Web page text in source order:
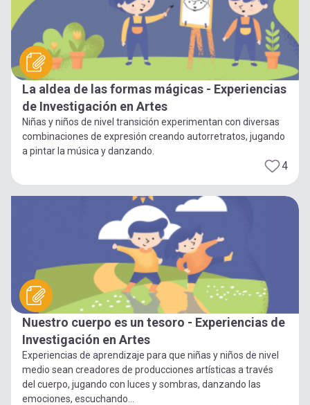
La aldea de las formas mágicas - Experiencias
de Investigación en Artes
Niñas y niños de nivel transición experimentan con diversas
combinaciones de expresión creando autorretratos, jugando
a pintar la música y danzando.
4
Nuestro cuerpo es un tesoro - Experiencias de
Investigación en Artes
Experiencias de aprendizaje para que niñas y niños de nivel
medio sean creadores de producciones artísticas a través
del cuerpo, jugando con luces y sombras, danzando las
emociones, escuchando...